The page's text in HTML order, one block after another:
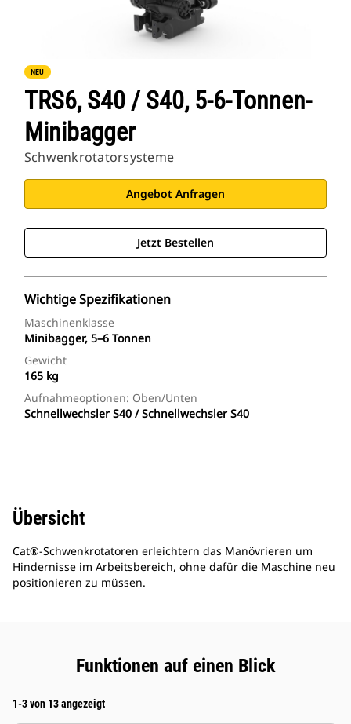
NEU
TRS6, S40 / S40, 5-6-Tonnen-
Minibagger
Schwenkrotatorsysteme
Angebot Anfragen
Jetzt Bestellen
Wichtige Spezifikationen
Maschinenklasse
Minibagger, 5–6 Tonnen
Gewicht
165 kg
Aufnahmeoptionen: Oben/unten
Schnellwechsler S40 / Schnellwechsler S40
Übersicht
Cat®-Schwenkrotatoren erleichtern das Manövrieren um
Hindernisse im Arbeitsbereich, ohne dafür die Maschine neu
positionieren zu müssen.
Funktionen auf einen Blick
1-3 von 13 angezeigt